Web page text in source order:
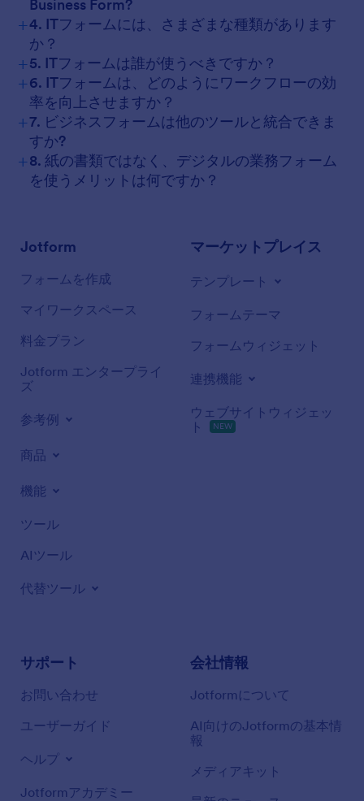
Business Form?
+4. ITフォームには、さまざまな種類があります
か？
+5. ITフォームは誰が使うべきですか？
+6. ITフォームは、どのようにワークフローの効
率を向上させますか？
+7. ビジネスフォームは他のツールと統合できま
すか?
+8. 紙の書類ではなく、デジタルの業務フォーム
を使うメリットは何ですか？
Jotform
フォームを作成
マイワークスペース
料金プラン
Jotform エンタープライ
ズ
参考例
商品
機能
ツール
AIツール
代替ツール
マーケットプレイス
テンプレート
フォームテーマ
フォームウィジェット
連携機能
ウェブサイトウィジェッ
ト
NEW
サポート
お問い合わせ
ユーザーガイド
ヘルプ
Jotformアカデミー
会社情報
Jotformについて
AI向けのJotformの基本情
報
メディアキット